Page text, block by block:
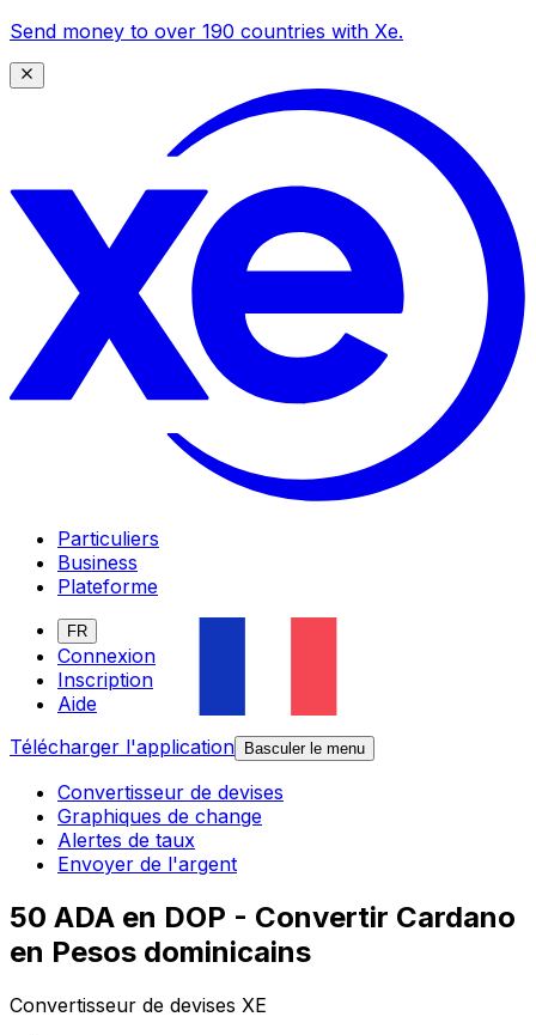
Send money to over 190 countries with Xe.
Particuliers
Business
Plateforme
FR
Connexion
Inscription
Aide
Télécharger l'application
Basculer le menu
Convertisseur de devises
Graphiques de change
Alertes de taux
Envoyer de l'argent
50 ADA en DOP - Convertir Cardano
en Pesos dominicains
Convertisseur de devises XE